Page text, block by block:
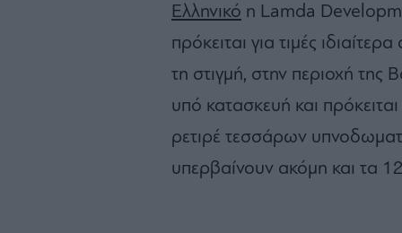
Ελληνικό η Lamda
πρόκειται για τιμές
τη στιγμή, στην περιοχή της
υπό κατασκευή και
ρετιρέ τεσσάρων
υπερβαίνουν ακόμη και τα